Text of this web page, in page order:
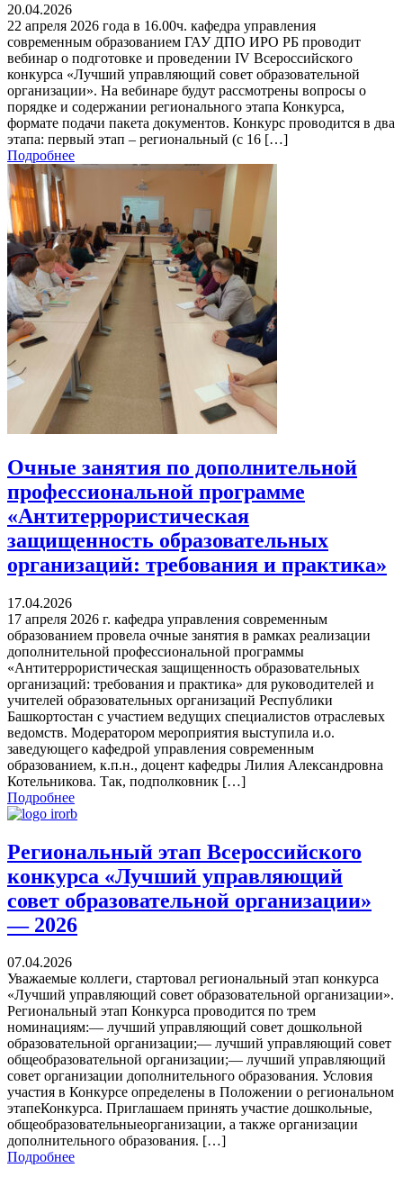
20.04.2026
22 апреля 2026 года в 16.00ч. кафедра управления
современным образованием ГАУ ДПО ИРО РБ проводит
вебинар о подготовке и проведении IV Всероссийского
конкурса «Лучший управляющий совет образовательной
организации». На вебинаре будут рассмотрены вопросы о
порядке и содержании регионального этапа Конкурса,
формате подачи пакета документов. Конкурс проводится в два
этапа: первый этап – региональный (с 16 […]
Подробнее
Очные занятия по дополнительной
профессиональной программе
«Антитеррористическая
защищенность образовательных
организаций: требования и практика»
17.04.2026
17 апреля 2026 г. кафедра управления современным
образованием провела очные занятия в рамках реализации
дополнительной профессиональной программы
«Антитеррористическая защищенность образовательных
организаций: требования и практика» для руководителей и
учителей образовательных организаций Республики
Башкортостан с участием ведущих специалистов отраслевых
ведомств. Модератором мероприятия выступила и.о.
заведующего кафедрой управления современным
образованием, к.п.н., доцент кафедры Лилия Александровна
Котельникова. Так, подполковник […]
Подробнее
Региональный этап Всероссийского
конкурса «Лучший управляющий
совет образовательной организации»
— 2026
07.04.2026
Уважаемые коллеги, стартовал региональный этап конкурса
«Лучший управляющий совет образовательной организации».
Региональный этап Конкурса проводится по трем
номинациям:— лучший управляющий совет дошкольной
образовательной организации;— лучший управляющий совет
общеобразовательной организации;— лучший управляющий
совет организации дополнительного образования. Условия
участия в Конкурсе определены в Положении о региональном
этапеКонкурса. Приглашаем принять участие дошкольные,
общеобразовательныеорганизации, а также организации
дополнительного образования. […]
Подробнее